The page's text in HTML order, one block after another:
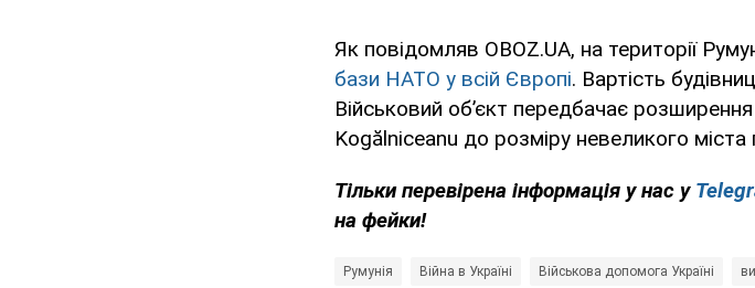
Як повідомляв OBOZ.UA, на території
бази НАТО у всій Європі. Вартість
Військовий об’єкт передбачає
Kogălniceanu до розміру невеликого
Тільки перевірена інформація у нас у
на фейки!
Румунія Війна в Україні Військова допомога Україні